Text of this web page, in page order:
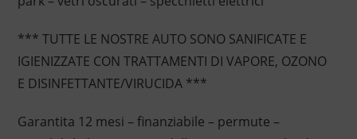
*** TUTTE LE NOSTRE AUTO SONO SANIFICATE E
IGIENIZZATE CON TRATTAMENTI DI VAPORE, OZONO
E DISINFETTANTE/VIRUCIDA ***
Garantita 12 mesi – finanziabile – permute –